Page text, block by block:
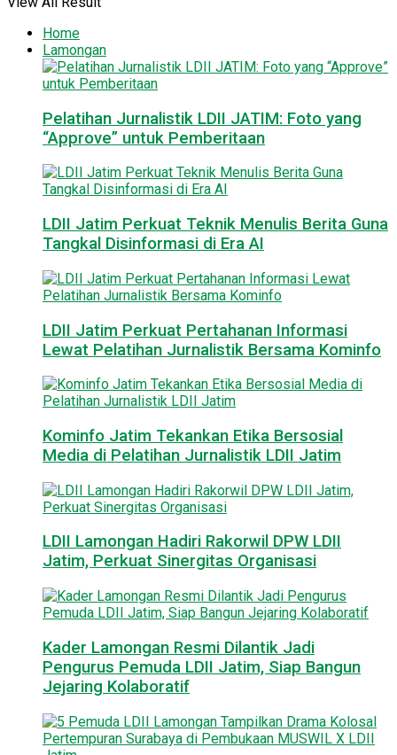
Home
Lamongan
Pelatihan Jurnalistik LDII JATIM: Foto yang
“Approve” untuk Pemberitaan
LDII Jatim Perkuat Teknik Menulis Berita Guna
Tangkal Disinformasi di Era AI
LDII Jatim Perkuat Pertahanan Informasi
Lewat Pelatihan Jurnalistik Bersama Kominfo
Kominfo Jatim Tekankan Etika Bersosial
Media di Pelatihan Jurnalistik LDII Jatim
LDII Lamongan Hadiri Rakorwil DPW LDII
Jatim, Perkuat Sinergitas Organisasi
Kader Lamongan Resmi Dilantik Jadi
Pengurus Pemuda LDII Jatim, Siap Bangun
Jejaring Kolaboratif